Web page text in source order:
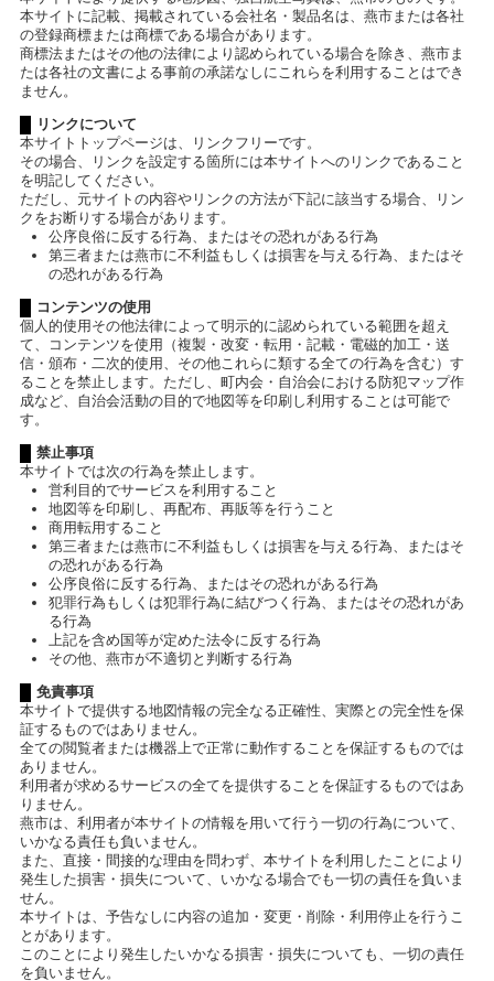
本サイトに記載、掲載されている会社名・製品名は、燕市または各社
の登録商標または商標である場合があります。
商標法またはその他の法律により認められている場合を除き、燕市ま
たは各社の文書による事前の承諾なしにこれらを利用することはでき
ません。
リンクについて
本サイトトップページは、リンクフリーです。
その場合、リンクを設定する箇所には本サイトへのリンクであること
を明記してください。
ただし、元サイトの内容やリンクの方法が下記に該当する場合、リン
クをお断りする場合があります。
公序良俗に反する行為、またはその恐れがある行為
第三者または燕市に不利益もしくは損害を与える行為、またはそ
の恐れがある行為
コンテンツの使用
個人的使用その他法律によって明示的に認められている範囲を超え
て、コンテンツを使用（複製・改変・転用・記載・電磁的加工・送
信・頒布・二次的使用、その他これらに類する全ての行為を含む）す
ることを禁止します。ただし、町内会・自治会における防犯マップ作
成など、自治会活動の目的で地図等を印刷し利用することは可能で
す。
禁止事項
本サイトでは次の行為を禁止します。
営利目的でサービスを利用すること
地図等を印刷し、再配布、再販等を行うこと
商用転用すること
第三者または燕市に不利益もしくは損害を与える行為、またはそ
の恐れがある行為
公序良俗に反する行為、またはその恐れがある行為
犯罪行為もしくは犯罪行為に結びつく行為、またはその恐れがあ
る行為
上記を含め国等が定めた法令に反する行為
その他、燕市が不適切と判断する行為
免責事項
本サイトで提供する地図情報の完全なる正確性、実際との完全性を保
証するものではありません。
全ての閲覧者または機器上で正常に動作することを保証するものでは
ありません。
利用者が求めるサービスの全てを提供することを保証するものではあ
りません。
燕市は、利用者が本サイトの情報を用いて行う一切の行為について、
いかなる責任も負いません。
また、直接・間接的な理由を問わず、本サイトを利用したことにより
発生した損害・損失について、いかなる場合でも一切の責任を負いま
せん。
本サイトは、予告なしに内容の追加・変更・削除・利用停止を行うこ
とがあります。
このことにより発生したいかなる損害・損失についても、一切の責任
を負いません。